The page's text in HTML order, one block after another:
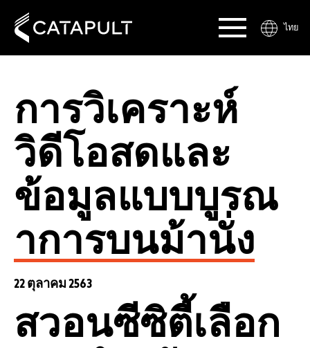
ไทย
การวิเคราะห์
วิดีโอสดและ
ข้อมูลแบบบูรณ
าการบนม้านั่ง
22 ตุลาคม 2563
สวอนซีซิตี้เลือก